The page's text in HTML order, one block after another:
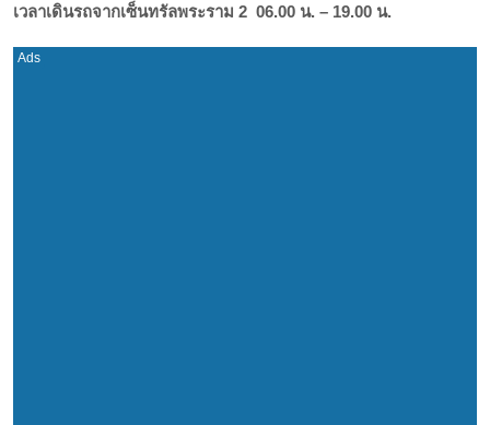
เวลาเดินรถจากเซ็นทรัลพระราม 2 06.00 น. – 19.00 น.